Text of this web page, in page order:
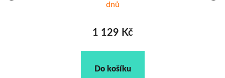
dnů
1 129 Kč
Do košíku